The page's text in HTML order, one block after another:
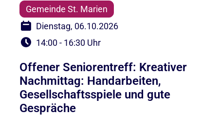
Gemeinde St. Marien
Dienstag, 06.10.2026
14:00 - 16:30 Uhr
Offener Seniorentreff: Kreativer
Nachmittag: Handarbeiten,
Gesellschaftsspiele und gute
Gespräche